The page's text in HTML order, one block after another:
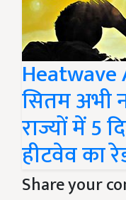
Heatwave
सितम अभी
राज्यों में 5
हीटवेव का
Share your